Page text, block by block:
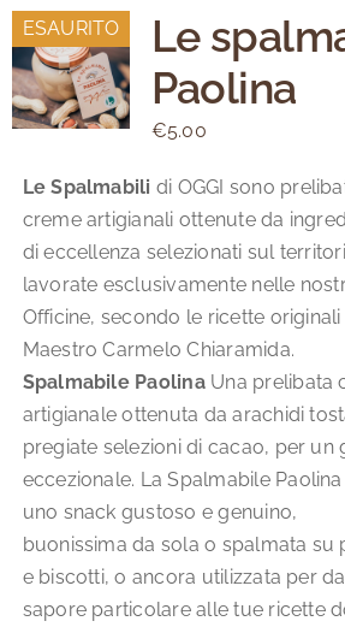
varianti.
Le
opzioni
possono
essere
scelte
nella
prodotto
ESAURITO
Le
Paolina
€5.00
Le Spalmabili di OGGI sono
creme artigianali ottenute da
di eccellenza selezionati sul
lavorate esclusivamente nelle
Officine, secondo le ricette
Maestro Carmelo Chiaramida.
Spalmabile Paolina Una prelibata
artigianale ottenuta da arachidi
pregiate selezioni di cacao, per un
eccezionale. La Spalmabile
uno snack gustoso e genuino,
buonissima da sola o spalmata su
e biscotti, o ancora utilizzata per
sapore particolare alle tue ricette